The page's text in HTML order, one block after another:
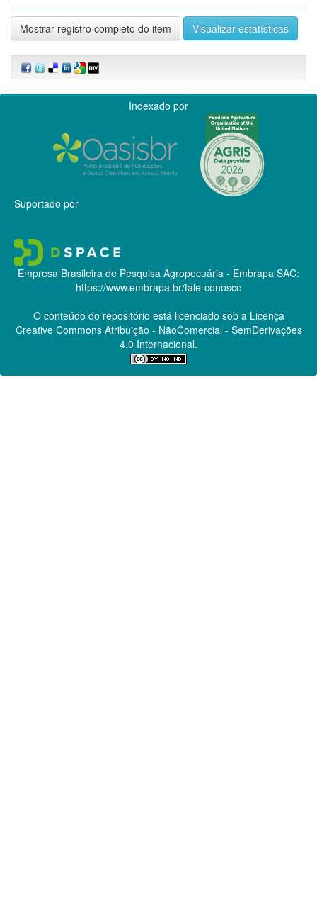
Mostrar registro completo do item Visualizar estatísticas
Indexado por
Suportado por
Empresa Brasileira de Pesquisa Agropecuária - Embrapa SAC:
https://www.embrapa.br/fale-conosco
O conteúdo do repositório está licenciado sob a Licença
Creative CommonsAtribuição - NãoComercial - SemDerivações
4.0 Internacional.